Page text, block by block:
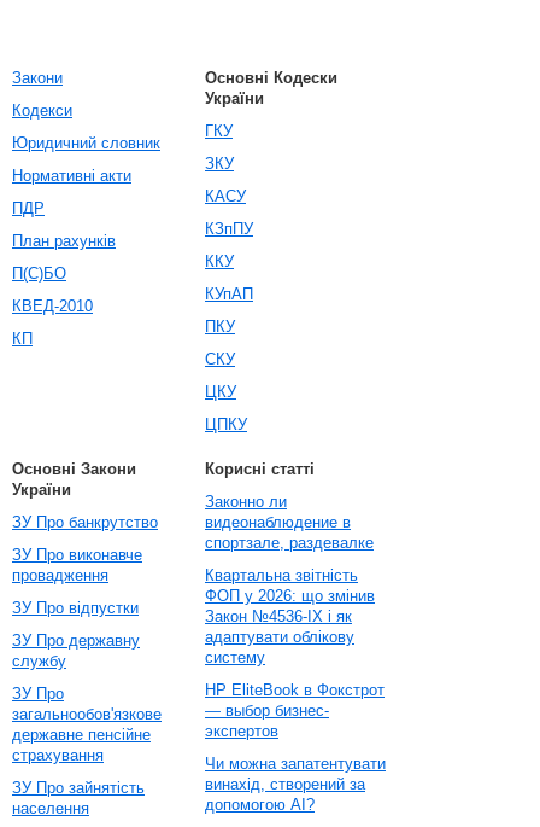
Закони
Кодекси
Юридичний словник
Нормативні акти
ПДР
План рахунків
П(С)БО
КВЕД-2010
КП
Основні Кодески
України
ГКУ
ЗКУ
КАСУ
КЗпПУ
ККУ
КУпАП
ПКУ
СКУ
ЦКУ
ЦПКУ
Основні Закони
України
ЗУ Про банкрутство
ЗУ Про виконавче
провадження
ЗУ Про відпустки
ЗУ Про державну
службу
ЗУ Про
загальнообов'язкове
державне пенсійне
страхування
ЗУ Про зайнятість
населення
Корисні статті
Законно ли
видеонаблюдение в
спортзале, раздевалке
Квартальна звітність
ФОП у 2026: що змінив
Закон №4536-IX і як
адаптувати облікову
систему
HP EliteBook в Фокстрот
— выбор бизнес-
экспертов
Чи можна запатентувати
винахід, створений за
допомогою AI?